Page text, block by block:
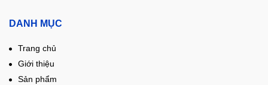
DANH MỤC
Trang chủ
Giới thiệu
Sản phẩm